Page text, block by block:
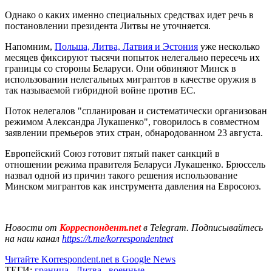
Однако о каких именно специальных средствах идет речь в
постановлении президента Литвы не уточняется.
Напомним, Польша, Литва, Латвия и Эстония уже несколько
месяцев фиксируют тысячи попыток нелегально пересечь их
границы со стороны Беларуси. Они обвиняют Минск в
использовании нелегальных мигрантов в качестве оружия в
так называемой гибридной войне против ЕС.
Поток нелегалов "спланирован и систематически организован
режимом Александра Лукашенко", говорилось в совместном
заявлении премьеров этих стран, обнародованном 23 августа.
Европейский Союз готовит пятый пакет санкций в
отношении режима правителя Беларуси Лукашенко. Брюссель
назвал одной из причин такого решения использование
Минском мигрантов как инструмента давления на Евросоюз.
Новости от Корреспондент.netв Telegram. Подписывайтесь
на наш канал https://t.me/korrespondentnet
Читайте Korrespondent.net в Google News